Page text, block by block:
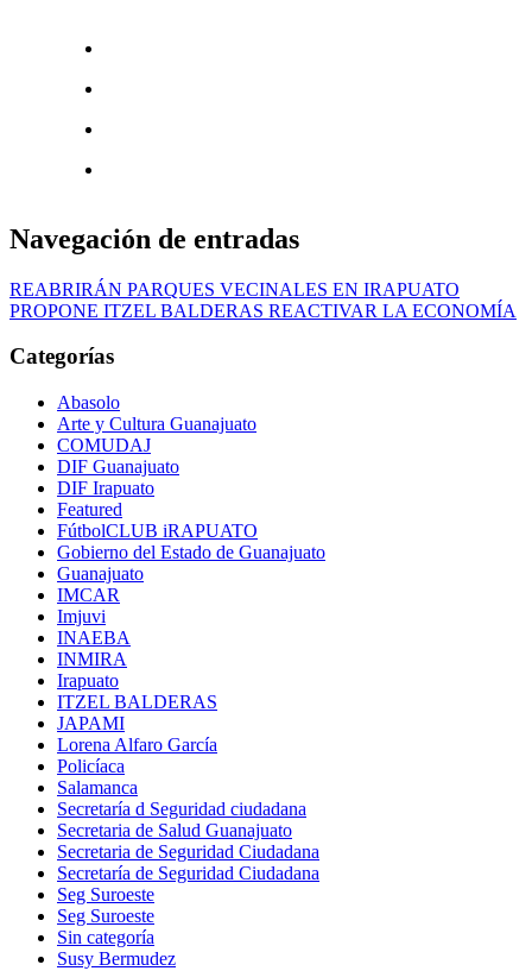
Navegación de entradas
REABRIRÁN PARQUES VECINALES EN IRAPUATO
PROPONE ITZEL BALDERAS REACTIVAR LA ECONOMÍA
Categorías
Abasolo
Arte y Cultura Guanajuato
COMUDAJ
DIF Guanajuato
DIF Irapuato
Featured
FútbolCLUB iRAPUATO
Gobierno del Estado de Guanajuato
Guanajuato
IMCAR
Imjuvi
INAEBA
INMIRA
Irapuato
ITZEL BALDERAS
JAPAMI
Lorena Alfaro García
Policíaca
Salamanca
Secretaría d Seguridad ciudadana
Secretaria de Salud Guanajuato
Secretaria de Seguridad Ciudadana
Secretaría de Seguridad Ciudadana
Seg Suroeste
Seg Suroeste
Sin categoría
Susy Bermudez